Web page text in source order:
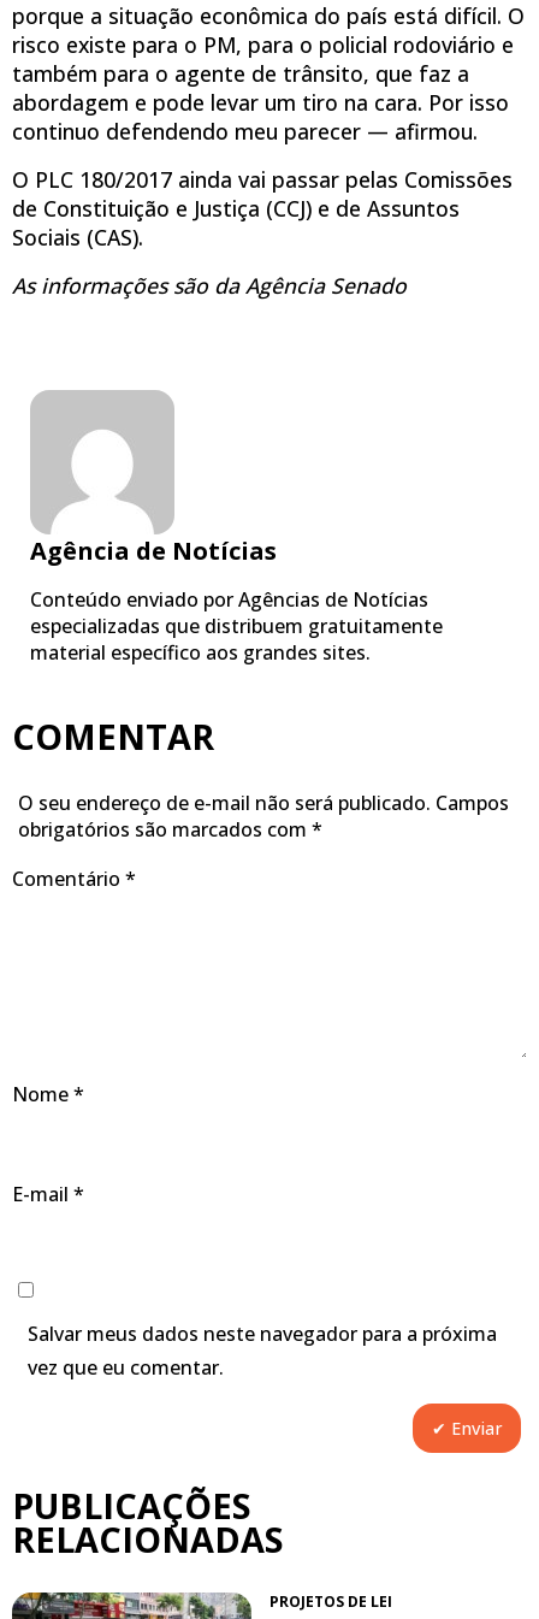
porque a situação econômica do país está difícil. O
risco existe para o PM, para o policial rodoviário e
também para o agente de trânsito, que faz a
abordagem e pode levar um tiro na cara. Por isso
continuo defendendo meu parecer — afirmou.
O PLC 180/2017 ainda vai passar pelas Comissões
de Constituição e Justiça (CCJ) e de Assuntos
Sociais (CAS).
As informações são da Agência Senado
Agência de Notícias
Conteúdo enviado por Agências de Notícias
especializadas que distribuem gratuitamente
material específico aos grandes sites.
COMENTAR
O seu endereço de e-mail não será publicado. Campos
obrigatórios são marcados com *
Comentário *
Nome*
E-mail *
Salvar meus dados neste navegador para a próxima
vez que eu comentar.
PUBLICAÇÕES
RELACIONADAS
PROJETOS DE LEI